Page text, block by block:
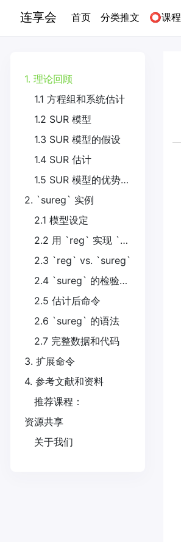
连享会 首页(current)
分类推文 ⭕课程
1. 理论回顾
1.1 方程组和系统估计
1.2 SUR 模型
1.3 SUR 模型的假设
1.4 SUR 估计
1.5 SUR 模型的优势、劣势以及建议
2. `sureg` 实例
2.1 模型设定
2.2 用 `reg` 实现 `sureg`
2.3 `reg` vs. `sureg`
2.4 `sureg` 的检验与约束
2.5 估计后命令
2.6 `sureg` 的语法
2.7 完整数据和代码
3. 扩展命令
4. 参考文献和资料
推荐课程：
资源共享
关于我们